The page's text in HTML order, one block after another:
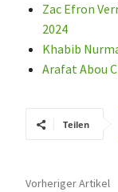
Zac Efron
2024
Khabib
Arafat Abou
Teilen
Vorheriger Artikel